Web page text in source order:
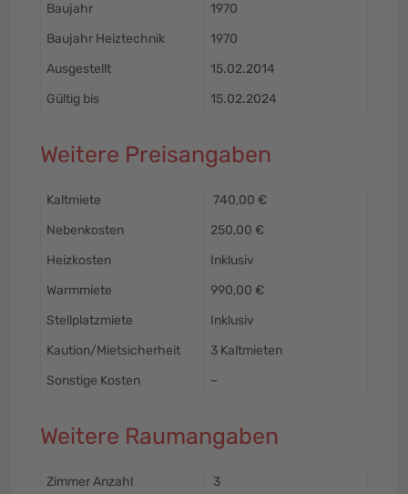
Baujahr
1970
Baujahr Heiztechnik
1970
Ausgestellt
15.02.2014
Gültig bis
15.02.2024
Weitere Preisangaben
Kaltmiete
740,00 €
Nebenkosten
250,00 €
Heizkosten
Inklusiv
Warmmiete
990,00 €
Stellplatzmiete
Inklusiv
Kaution/Mietsicherheit
3 Kaltmieten
Sonstige Kosten
–
Weitere Raumangaben
Zimmer Anzahl
3